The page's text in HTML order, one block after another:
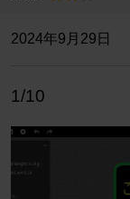
2024年9月29日
1/10